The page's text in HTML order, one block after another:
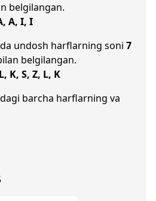
belgilangan.
A, I, I
undosh harflarning soni 7
belgilangan.
K, S, Z, L, K
barcha harflarning va